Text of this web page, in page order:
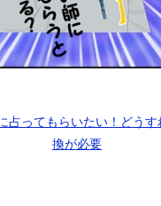
占ってもらいたい！どう
換が必要